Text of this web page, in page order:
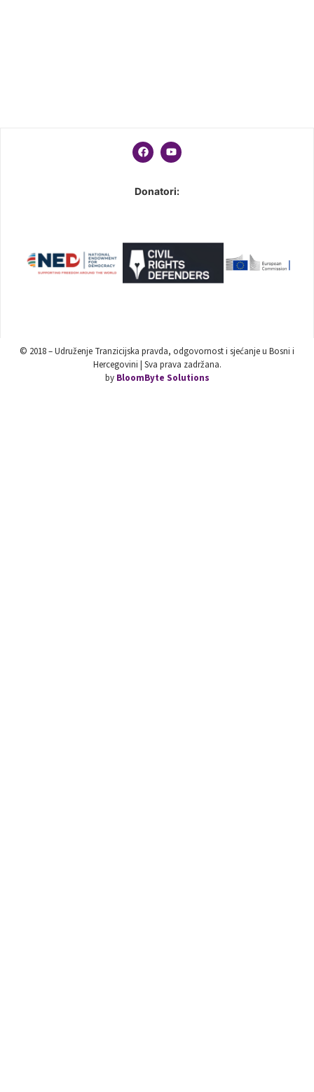
Donatori:
© 2018 – Udruženje Tranzicijska pravda, odgovornost i sjećanje u Bosni i
Hercegovini | Sva prava zadržana.
by BloomByte Solutions